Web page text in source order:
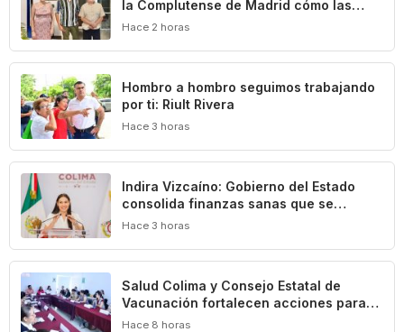
la Complutense de Madrid cómo las
leyes definen y limitan el patrimonio
Hace 2 horas
Hombro a hombro seguimos trabajando
por ti: Riult Rivera
Hace 3 horas
Indira Vizcaíno: Gobierno del Estado
consolida finanzas sanas que se
traducen en beneficios para las y los
Hace 3 horas
Salud Colima y Consejo Estatal de
Vacunación fortalecen acciones para
prevenir la tuberculosis
Hace 8 horas